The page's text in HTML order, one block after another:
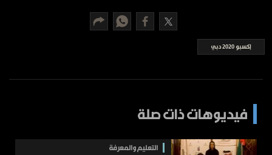
مواقيت الصلاة
الأحوال الجوية
إكسبو 2020 دبي
فيديوهات ذات صلة
التعليم والمعرفة